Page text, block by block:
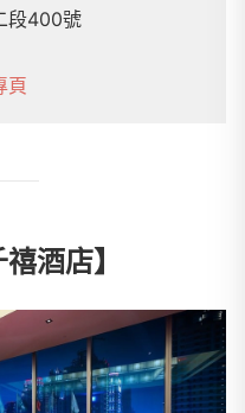
段400號
頁
酒店】